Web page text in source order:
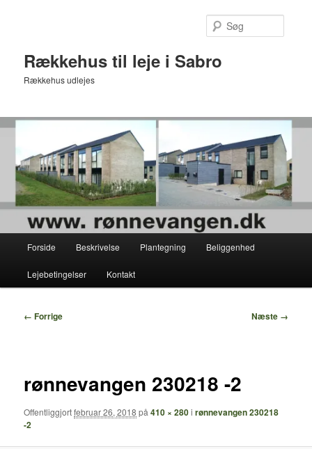
Rækkehus til leje i Sabro
Rækkehus udlejes
Forside Beskrivelse Plantegning Beliggenhed
Lejebetingelser Kontakt
Billednavigation
← Forrige Næste →
rønnevangen 230218 -2
Offentliggjortfebruar 26, 2018 på410 × 280irønnevangen 230218
-2